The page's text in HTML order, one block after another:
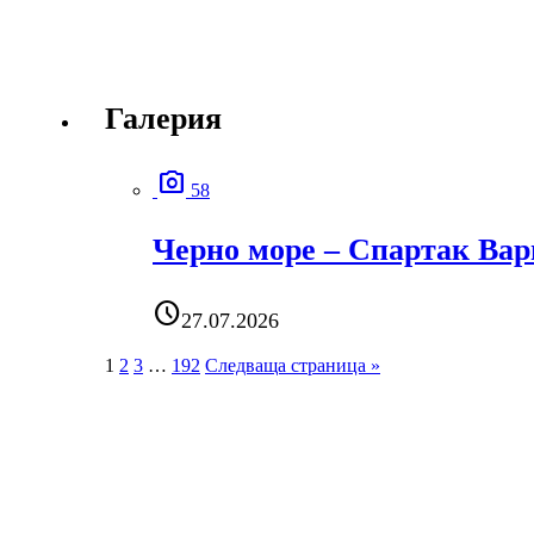
Галерия
photo_camera 58
Черно море – Спартак
schedule27.07.2026
1 2 3 … 192 Следваща страница »